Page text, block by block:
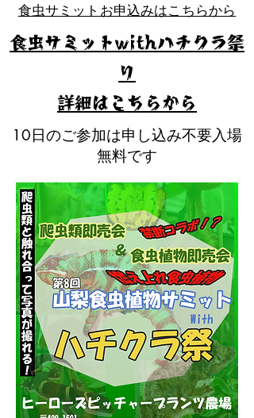
食虫サミットお申込みはこちらから
10日のご参加は申し込み不要入場
無料です
食虫サミットwithハチクラ祭
り
​詳細はこちらから